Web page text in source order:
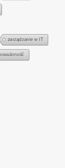
zarządzanie w IT